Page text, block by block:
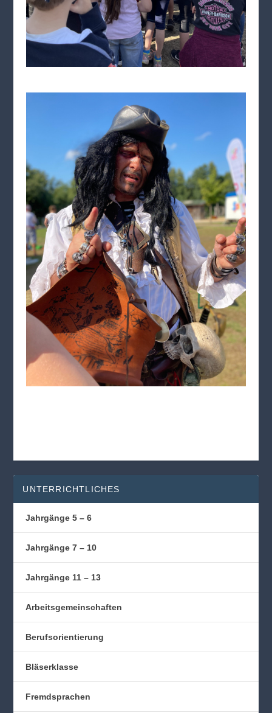
UNTERRICHTLICHES
Jahrgänge 5 – 6
Jahrgänge 7 – 10
Jahrgänge 11 – 13
Arbeitsgemeinschaften
Berufsorientierung
Bläserklasse
Fremdsprachen